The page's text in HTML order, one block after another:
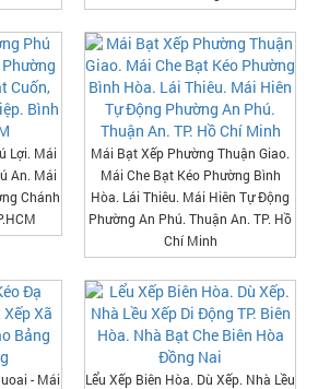
Lợi. Mái
An. Mái
Chánh
Mái Bạt Xếp Phường Thuận Giao.
Mái Che Bạt Kéo Phường Bình
Hòa. Lái Thiêu. Mái Hiên Tự Động
Phường An Phú. Thuận An. TP. Hồ
Chí Minh
- Mái
Lểu Xếp Biên Hòa. Dù Xếp. Nhà Lều